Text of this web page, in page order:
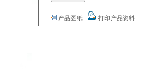
产品图纸 打印产品资料